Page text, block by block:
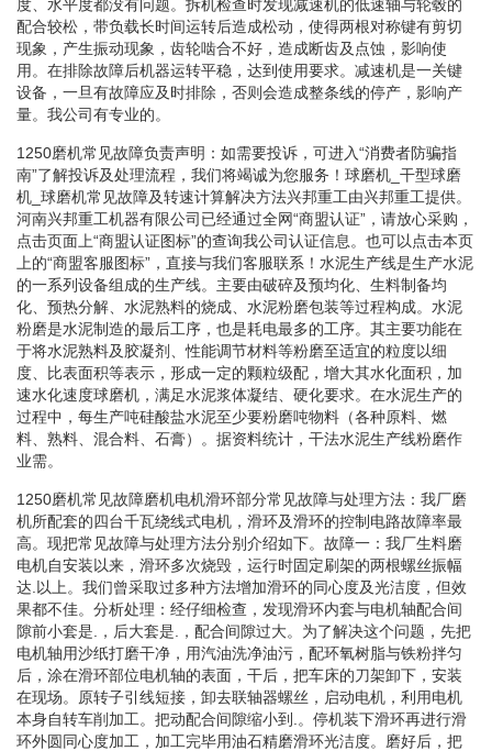
度、水平度都没有问题。拆机检查时发现减速机的低速轴与轮毂的
配合较松，带负载长时间运转后造成松动，使得两根对称键有剪切
现象，产生振动现象，齿轮啮合不好，造成断齿及点蚀，影响使
用。在排除故障后机器运转平稳，达到使用要求。减速机是一关键
设备，一旦有故障应及时排除，否则会造成整条线的停产，影响产
量。我公司有专业的。
1250磨机常见故障负责声明：如需要投诉，可进入“消费者防骗指
南”了解投诉及处理流程，我们将竭诚为您服务！球磨机_干型球磨
机_球磨机常见故障及转速计算解决方法兴邦重工由兴邦重工提供。
河南兴邦重工机器有限公司已经通过全网“商盟认证”，请放心采购，
点击页面上“商盟认证图标”的查询我公司认证信息。也可以点击本页
上的“商盟客服图标”，直接与我们客服联系！水泥生产线是生产水泥
的一系列设备组成的生产线。主要由破碎及预均化、生料制备均
化、预热分解、水泥熟料的烧成、水泥粉磨包装等过程构成。水泥
粉磨是水泥制造的最后工序，也是耗电最多的工序。其主要功能在
于将水泥熟料及胶凝剂、性能调节材料等粉磨至适宜的粒度以细
度、比表面积等表示，形成一定的颗粒级配，增大其水化面积，加
速水化速度球磨机，满足水泥浆体凝结、硬化要求。在水泥生产的
过程中，每生产吨硅酸盐水泥至少要粉磨吨物料（各种原料、燃
料、熟料、混合料、石膏）。据资料统计，干法水泥生产线粉磨作
业需。
1250磨机常见故障磨机电机滑环部分常见故障与处理方法：我厂磨
机所配套的四台千瓦绕线式电机，滑环及滑环的控制电路故障率最
高。现把常见故障与处理方法分别介绍如下。故障一：我厂生料磨
电机自安装以来，滑环多次烧毁，运行时固定刷架的两根螺丝振幅
达.以上。我们曾采取过多种方法增加滑环的同心度及光洁度，但效
果都不佳。分析处理：经仔细检查，发现滑环内套与电机轴配合间
隙前小套是.，后大套是.，配合间隙过大。为了解决这个问题，先把
电机轴用沙纸打磨干净，用汽油洗净油污，配环氧树脂与铁粉拌匀
后，涂在滑环部位电机轴的表面，干后，把车床的刀架卸下，安装
在现场。原转子引线短接，卸去联轴器螺丝，启动电机，利用电机
本身自转车削加工。把动配合间隙缩小到.。停机装下滑环再进行滑
环外圆同心度加工，加工完毕用油石精磨滑环光洁度。磨好后，把